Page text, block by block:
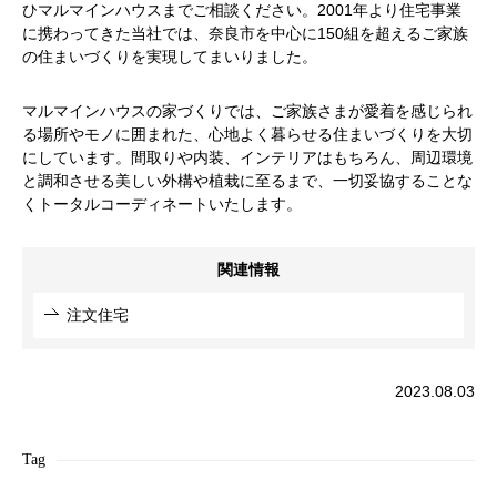
ひマルマインハウスまでご相談ください。2001年より住宅事業
に携わってきた当社では、奈良市を中心に150組を超えるご家族
の住まいづくりを実現してまいりました。
マルマインハウスの家づくりでは、ご家族さまが愛着を感じられ
る場所やモノに囲まれた、心地よく暮らせる住まいづくりを大切
にしています。間取りや内装、インテリアはもちろん、周辺環境
と調和させる美しい外構や植栽に至るまで、一切妥協することな
くトータルコーディネートいたします。
関連情報
注文住宅
2023.08.03
Tag